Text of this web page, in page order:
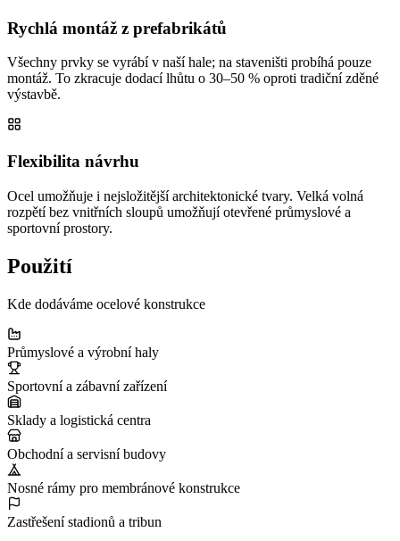
Rychlá montáž z prefabrikátů
Všechny prvky se vyrábí v naší hale; na staveništi probíhá pouze
montáž. To zkracuje dodací lhůtu o 30–50 % oproti tradiční zděné
výstavbě.
Flexibilita návrhu
Ocel umožňuje i nejsložitější architektonické tvary. Velká volná
rozpětí bez vnitřních sloupů umožňují otevřené průmyslové a
sportovní prostory.
Použití
Kde dodáváme ocelové konstrukce
Průmyslové a výrobní haly
Sportovní a zábavní zařízení
Sklady a logistická centra
Obchodní a servisní budovy
Nosné rámy pro membránové konstrukce
Zastřešení stadionů a tribun